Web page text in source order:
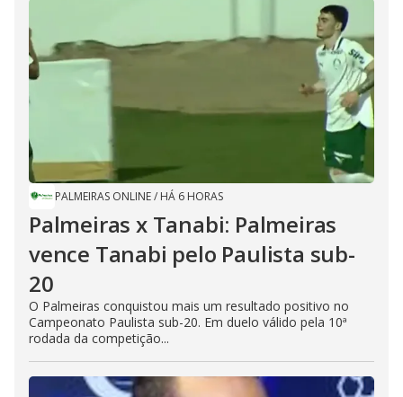
PALMEIRAS ONLINE/ HÁ 6 HORAS
Palmeiras x Tanabi: Palmeiras
vence Tanabi pelo Paulista sub-
20
O Palmeiras conquistou mais um resultado positivo no
Campeonato Paulista sub-20. Em duelo válido pela 10ª
rodada da competição...